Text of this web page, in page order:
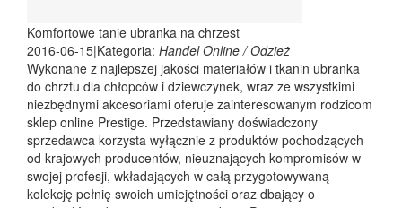
Komfortowe tanie ubranka na chrzest
2016-06-15|Kategoria: Handel Online / Odzież
Wykonane z najlepszej jakości materiałów i tkanin ubranka
do chrztu dla chłopców i dziewczynek, wraz ze wszystkimi
niezbędnymi akcesoriami oferuje zainteresowanym rodzicom
sklep online Prestige. Przedstawiany doświadczony
sprzedawca korzysta wyłącznie z produktów pochodzących
od krajowych producentów, nieuznających kompromisów w
swojej profesji, wkładających w całą przygotowywaną
kolekcję pełnię swoich umiejętności oraz dbający o